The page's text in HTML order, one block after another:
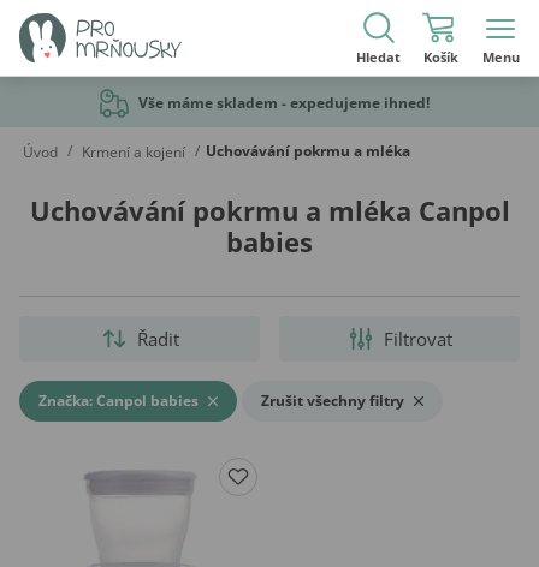
Hledat Košík Menu
Vše máme skladem - expedujeme ihned!
Úvod / Krmení a kojení / Uchovávání pokrmu a mléka
Uchovávání pokrmu a mléka Canpol
babies
Filtrovat
Řadit
Značka: Canpol babies Zrušit všechny filtry